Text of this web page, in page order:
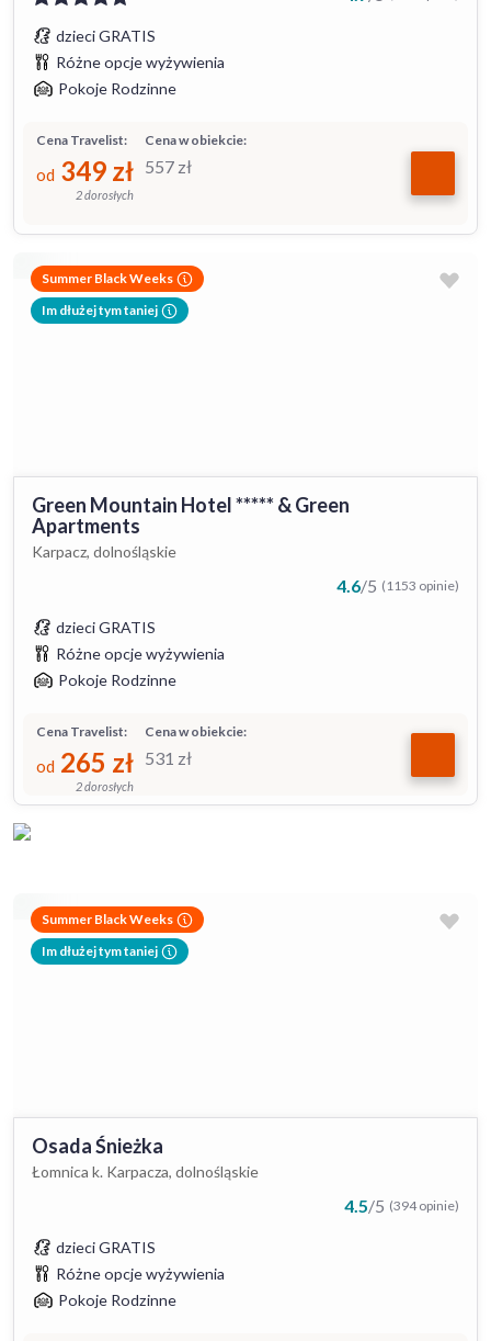
dzieci GRATIS
Różne opcje wyżywienia
Pokoje Rodzinne
Cena w obiekcie:
557 zł
Cena Travelist:
od 349 zł
2 dorosłych
Summer Black Weeks
Im dłużej tym taniej
Green Mountain Hotel ***** & Green
Apartments
Karpacz, dolnośląskie
4.6/5 (1153 opinie)
dzieci GRATIS
Różne opcje wyżywienia
Pokoje Rodzinne
Cena w obiekcie:
531 zł
Cena Travelist:
od 265 zł
2 dorosłych
Summer Black Weeks
Im dłużej tym taniej
Osada Śnieżka
Łomnica k. Karpacza, dolnośląskie
4.5/5 (394 opinie)
dzieci GRATIS
Różne opcje wyżywienia
Pokoje Rodzinne